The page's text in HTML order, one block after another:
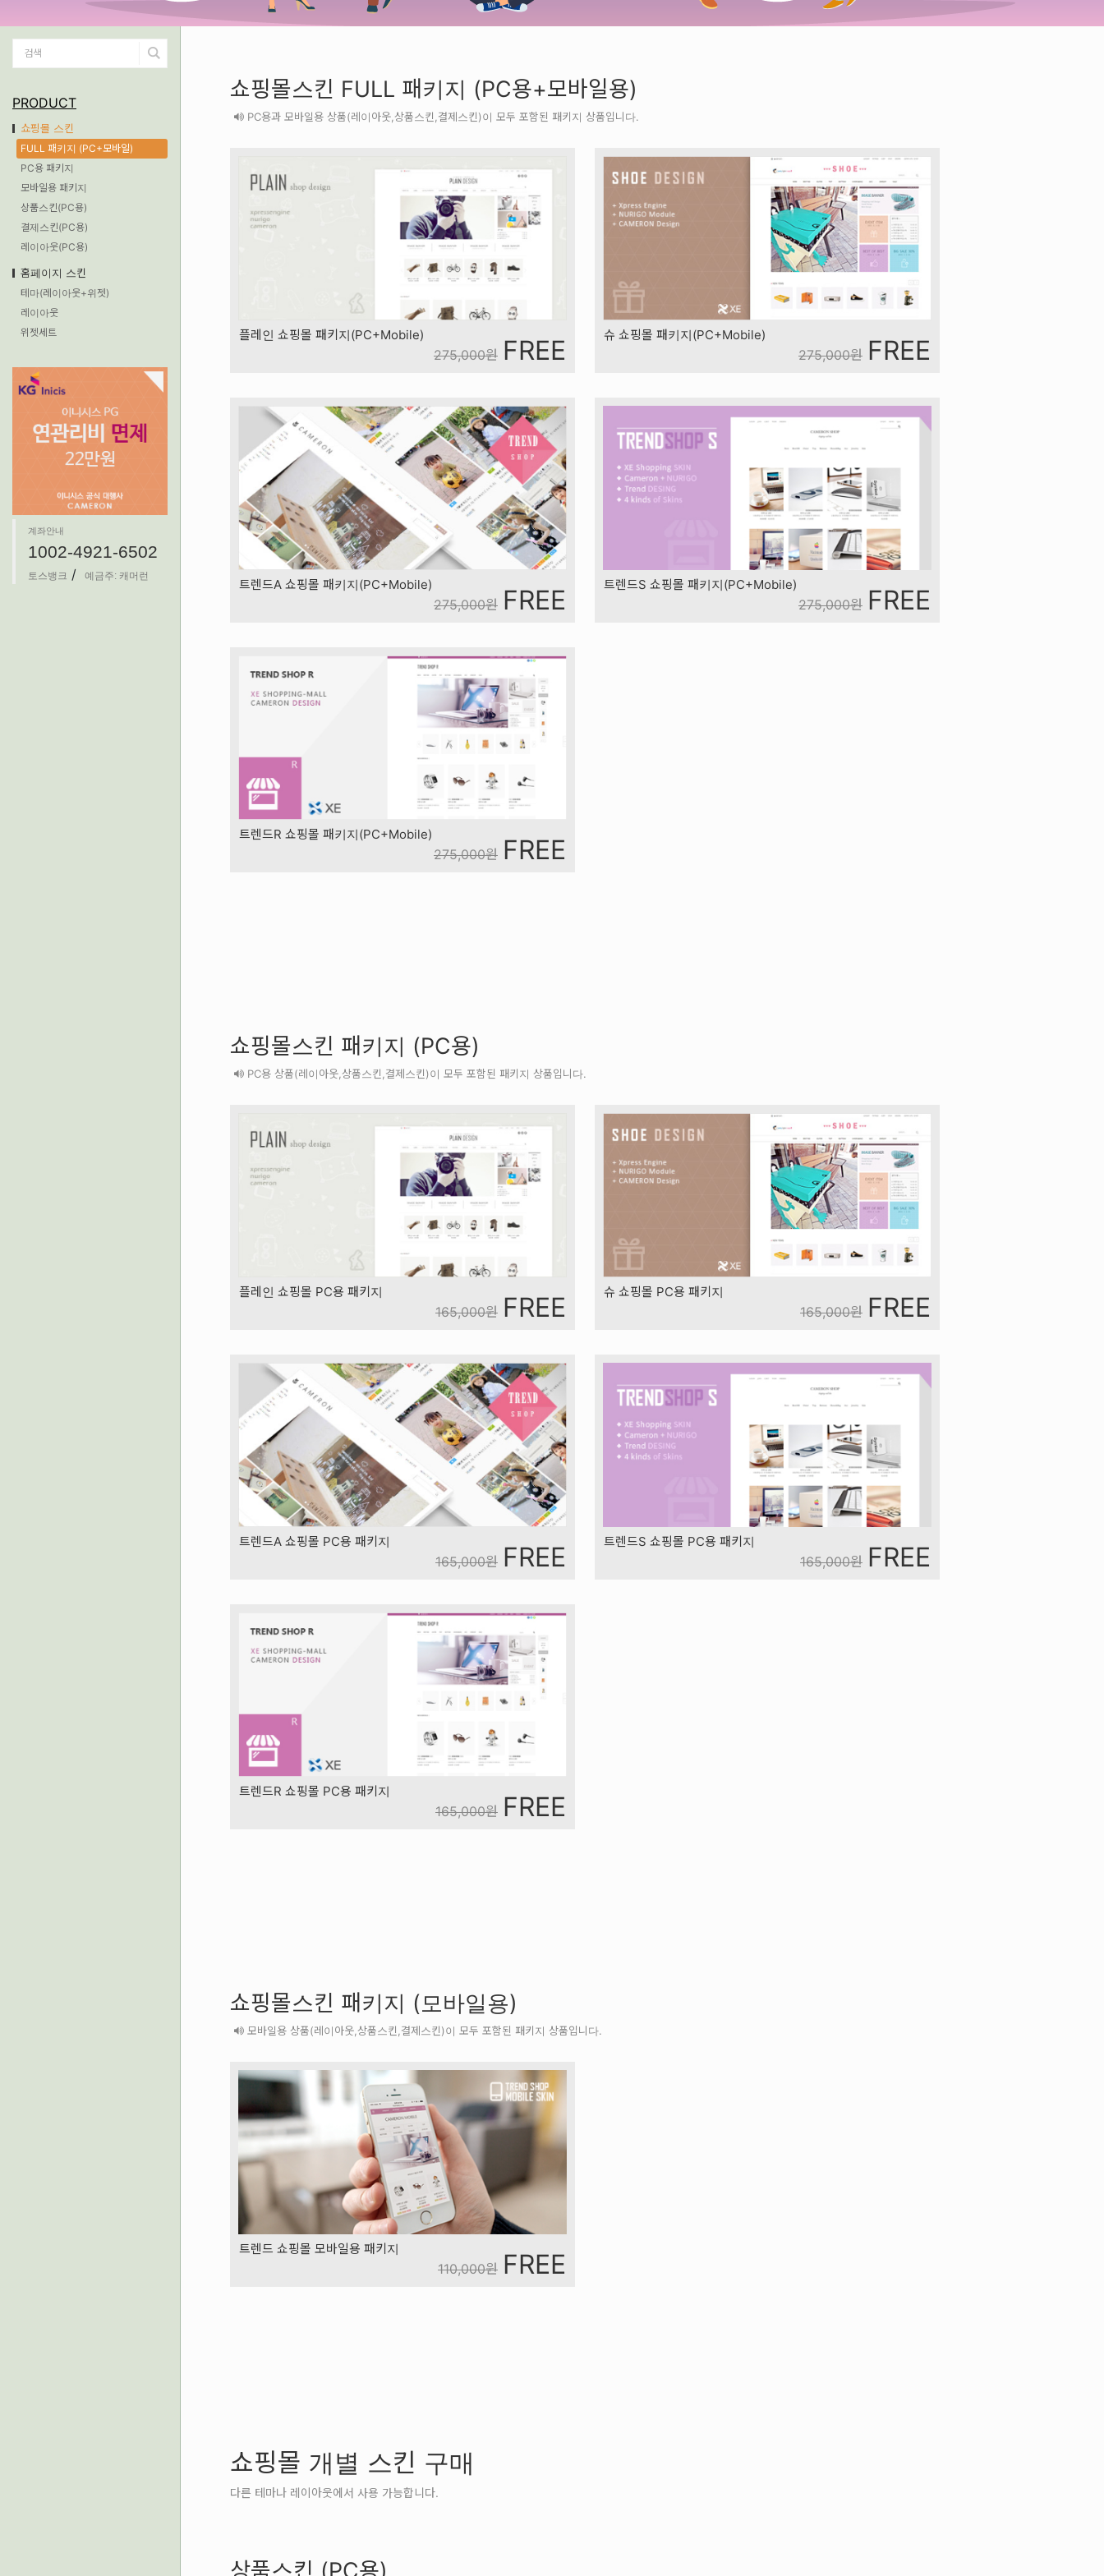
PRODUCT
쇼핑몰 스킨
FULL 패키지 (PC+모바일)
PC용 패키지
모바일용 패키지
상품스킨(PC용)
결제스킨(PC용)
레이아웃(PC용)
홈페이지 스킨
테마(레이아웃+위젯)
레이아웃
위젯세트
계좌안내
1002-4921-6502
토스뱅크 / 예금주: 캐머런
쇼핑몰스킨 FULL 패키지 (PC용+모바일용)
PC용과 모바일용 상품(레이아웃,상품스킨,결제스킨)이 모두 포함된 패키지 상품입니다.
플레인 쇼핑몰 패키지(PC+Mobile)
275,000원 FREE 슈 쇼핑몰 패키지(PC+Mobile)
275,000원 FREE
트렌드A 쇼핑몰 패키지(PC+Mobile)
275,000원 FREE 트렌드S 쇼핑몰 패키지(PC+Mobile)
275,000원 FREE
트렌드R 쇼핑몰 패키지(PC+Mobile)
275,000원 FREE
쇼핑몰스킨 패키지 (PC용)
PC용 상품(레이아웃,상품스킨,결제스킨)이 모두 포함된 패키지 상품입니다.
플레인 쇼핑몰 PC용 패키지
165,000원 FREE 슈 쇼핑몰 PC용 패키지
165,000원 FREE
트렌드A 쇼핑몰 PC용 패키지
165,000원 FREE 트렌드S 쇼핑몰 PC용 패키지
165,000원 FREE
트렌드R 쇼핑몰 PC용 패키지
165,000원 FREE
쇼핑몰스킨 패키지 (모바일용)
모바일용 상품(레이아웃,상품스킨,결제스킨)이 모두 포함된 패키지 상품입니다.
트렌드 쇼핑몰 모바일용 패키지
110,000원 FREE
쇼핑몰 개별 스킨 구매
다른 테마나 레이아웃에서 사용 가능합니다.